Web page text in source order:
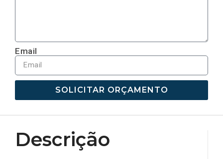
Email
SOLICITAR ORÇAMENTO
Descrição